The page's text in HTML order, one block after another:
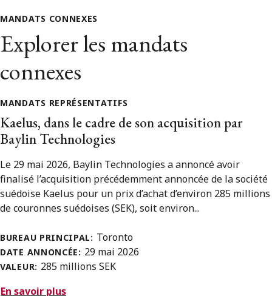
MANDATS CONNEXES
Explorer les mandats
connexes
MANDATS REPRÉSENTATIFS
Kaelus, dans le cadre de son acquisition par
Baylin Technologies
Le 29 mai 2026, Baylin Technologies a annoncé avoir
finalisé l’acquisition précédemment annoncée de la société
suédoise Kaelus pour un prix d’achat d’environ 285 millions
de couronnes suédoises (SEK), soit environ...
BUREAU PRINCIPAL: Toronto
DATE ANNONCÉE: 29 mai 2026
VALEUR: 285 millions SEK
En savoir plus